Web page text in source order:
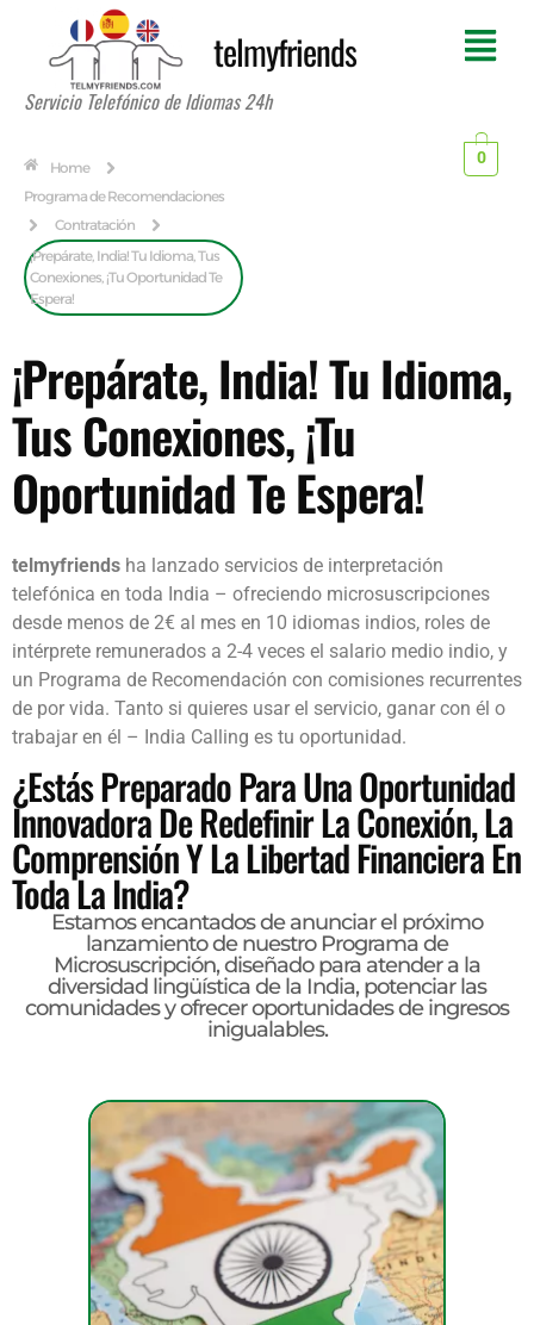
telmyfriends
Servicio Telefónico de Idiomas 24h
Home
Programa de Recomendaciones
Contratación
¡Prepárate, India! Tu Idioma, Tus
Conexiones, ¡Tu Oportunidad Te
Espera!
0
¡Prepárate, India! Tu Idioma,
Tus Conexiones, ¡Tu
Oportunidad Te Espera!
telmyfriends ha lanzado servicios de interpretación
telefónica en toda India – ofreciendo microsuscripciones
desde menos de 2€ al mes en 10 idiomas indios, roles de
intérprete remunerados a 2-4 veces el salario medio indio, y
un Programa de Recomendación con comisiones recurrentes
de por vida. Tanto si quieres usar el servicio, ganar con él o
trabajar en él – India Calling es tu oportunidad.
¿Estás Preparado Para Una Oportunidad
Innovadora De Redefinir La Conexión, La
Comprensión Y La Libertad Financiera En
Toda La India?
Estamos encantados de anunciar el próximo
lanzamiento de nuestro Programa de
Microsuscripción, diseñado para atender a la
diversidad lingüística de la India, potenciar las
comunidades y ofrecer oportunidades de ingresos
inigualables.